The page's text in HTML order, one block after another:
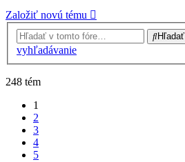
Založiť novú tému
Hľadať
vyhľadávanie
248 tém
1
2
3
4
5